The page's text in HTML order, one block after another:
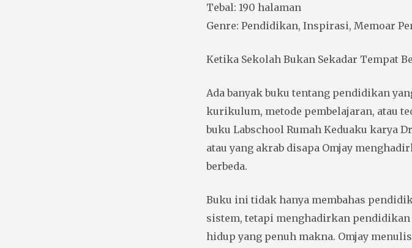
Tebal: 190 halaman
Genre: Pendidikan, Inspirasi, Memoar
Ketika Sekolah Bukan Sekadar Tempat
Ada banyak buku tentang pendidikan
kurikulum, metode pembelajaran, atau
buku Labschool Rumah Keduaku karya
atau yang akrab disapa Omjay
berbeda.
Buku ini tidak hanya membahas
sistem, tetapi menghadirkan pendidikan
hidup yang penuh makna. Omjay